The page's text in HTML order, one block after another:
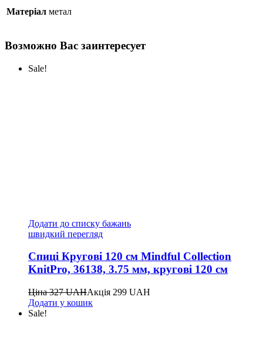
Матеріал метал
Возможно Вас заинтересует
Sale!
Додати до списку бажань
швидкий перегляд
Спиці Кругові 120 см Mindful Collection
KnitPro, 36138, 3.75 мм, кругові 120 см
Ціна327UAHАкція 299 UAH
Додати у кошик
Sale!